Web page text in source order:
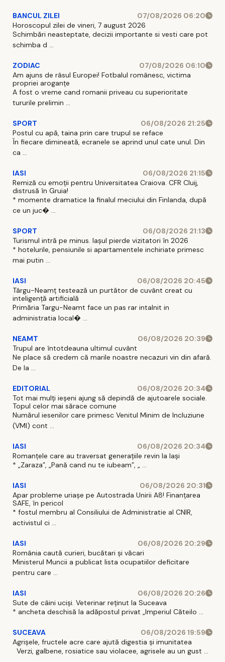
BANCUL ZILEI
07/08/2026 06:20
Horoscopul zilei de vineri, 7 august 2026
Schimbări neasteptate, decizii importante si vesti care pot
schimba d ...
ZODIAC
07/08/2026 06:10
Am ajuns de râsul Europei! Fotbalul românesc, victima
propriei aroganțe
A fost o vreme cand romanii priveau cu superioritate
tururile prelimin ...
SPORT
06/08/2026 21:25
Postul cu apă, taina prin care trupul se reface
În fiecare dimineată, ecranele se aprind unul cate unul. Din
ca ...
IASI
06/08/2026 21:15
Remiză cu emoții pentru Universitatea Craiova. CFR Cluij,
distrusă în Gruia!
* momente dramatice la finalul meciului din Finlanda, după
ce un juc� ...
SPORT
06/08/2026 21:13
Turismul intră pe minus. Iașul pierde vizitatori în 2026
* hotelurile, pensiunile si apartamentele inchiriate primesc
mai putin ...
IASI
06/08/2026 20:45
Târgu-Neamț testează un purtător de cuvânt creat cu
inteligență artificială
Primăria Targu-Neamt face un pas rar intalnit in
administratia local� ...
NEAMT
06/08/2026 20:39
Trupul are întotdeauna ultimul cuvânt
Ne place să credem că marile noastre necazuri vin din afară.
De la ...
EDITORIAL
06/08/2026 20:34
Tot mai mulți ieșeni ajung să depindă de ajutoarele sociale.
Topul celor mai sărace comune
Numărul iesenilor care primesc Venitul Minim de Incluziune
(VMI) cont ...
IASI
06/08/2026 20:34
Romanțele care au traversat generațiile revin la Iași
* „Zaraza”, „Pană cand nu te iubeam”, „ ...
IASI
06/08/2026 20:31
Apar probleme uriașe pe Autostrada Unirii A8! Finanțarea
SAFE, în pericol
* fostul membru al Consiliului de Administratie al CNIR,
activistul ci ...
IASI
06/08/2026 20:29
România caută curieri, bucătari și văcari
Ministerul Muncii a publicat lista ocupatiilor deficitare
pentru care ...
IASI
06/08/2026 20:26
Sute de câini uciși. Veterinar reținut la Suceava
* ancheta deschisă la adăpostul privat „Imperiul Căteilo ...
SUCEAVA
06/08/2026 19:59
Agrișele, fructele acre care ajută digestia și imunitatea
Verzi, galbene, rosiatice sau violacee, agrisele au un gust ...